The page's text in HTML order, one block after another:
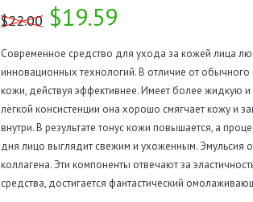
$22.00 $19.59
Современное средство для ухода за кожей лица
инновационных технологий. В отличие от обычного
кожи, действуя эффективнее. Имеет более жидкую и
лёгкой консистенции она хорошо смягчает кожу и
внутри. В результате тонус кожи повышается, а
дня лицо выглядит свежим и ухоженным. Эмульсия
коллагена. Эти компоненты отвечают за
средства, достигается фантастический